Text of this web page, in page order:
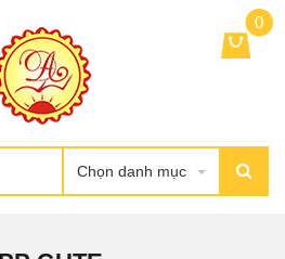
Chọn danh mục
0